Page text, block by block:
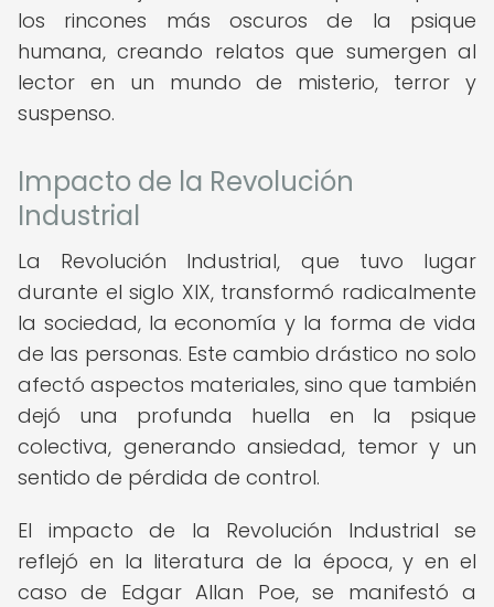
los rincones más oscuros de la psique
humana, creando relatos que sumergen al
lector en un mundo de misterio, terror y
suspenso.
Impacto de la Revolución
Industrial
La Revolución Industrial, que tuvo lugar
durante el siglo XIX, transformó radicalmente
la sociedad, la economía y la forma de vida
de las personas. Este cambio drástico no solo
afectó aspectos materiales, sino que también
dejó una profunda huella en la psique
colectiva, generando ansiedad, temor y un
sentido de pérdida de control.
El impacto de la Revolución Industrial se
reflejó en la literatura de la época, y en el
caso de Edgar Allan Poe, se manifestó a